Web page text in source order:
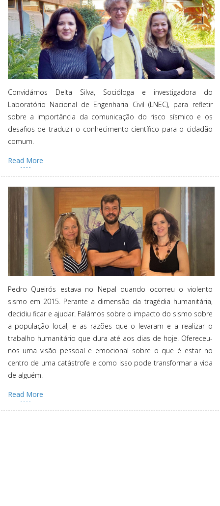
Convidámos Delta Silva, Socióloga e investigadora do
Laboratório Nacional de Engenharia Civil (LNEC), para refletir
sobre a importância da comunicação do risco sísmico e os
desafios de traduzir o conhecimento científico para o cidadão
comum.
Read More
Pedro Queirós estava no Nepal quando ocorreu o violento
sismo em 2015. Perante a dimensão da tragédia humanitária,
decidiu ficar e ajudar. Falámos sobre o impacto do sismo sobre
a população local, e as razões que o levaram e a realizar o
trabalho humanitário que dura até aos dias de hoje. Ofereceu-
nos uma visão pessoal e emocional sobre o que é estar no
centro de uma catástrofe e como isso pode transformar a vida
de alguém.
Read More